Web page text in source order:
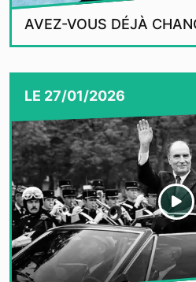
AVEZ-VOUS DÉJÀ
LE 27/01/2026